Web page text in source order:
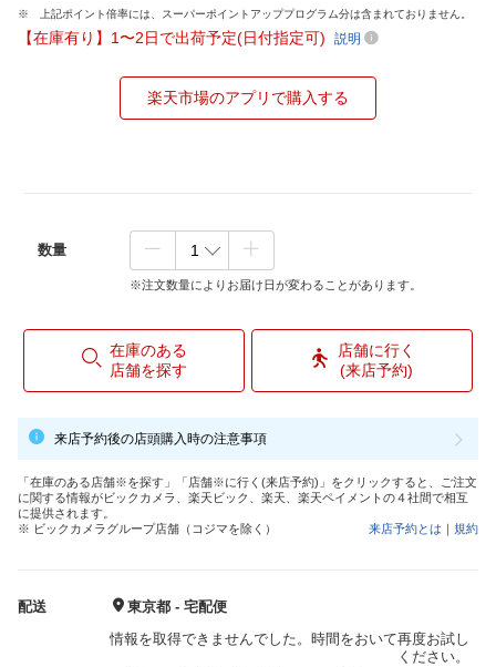
上記ポイント倍率には、スーパーポイントアッププログラム分は含まれておりません。
【在庫有り】1〜2日で出荷予定(日付指定可) 説明
楽天市場のアプリで購入する
数量
※注文数量によりお届け日が変わることがあります。
在庫のある
店舗を探す
店舗に行く
(来店予約)
来店予約後の店頭購入時の注意事項
「在庫のある店舗※を探す」「店舗※に行く(来店予約)」をクリックすると、ご注文
に関する情報がビックカメラ、楽天ビック、楽天、楽天ペイメントの４社間で相互
に提供されます。
※ ビックカメラグループ店舗（コジマを除く）
来店予約とは ｜ 規約
配送
東京都 - 宅配便
情報を取得できませんでした。時間をおいて再度お試し
ください。